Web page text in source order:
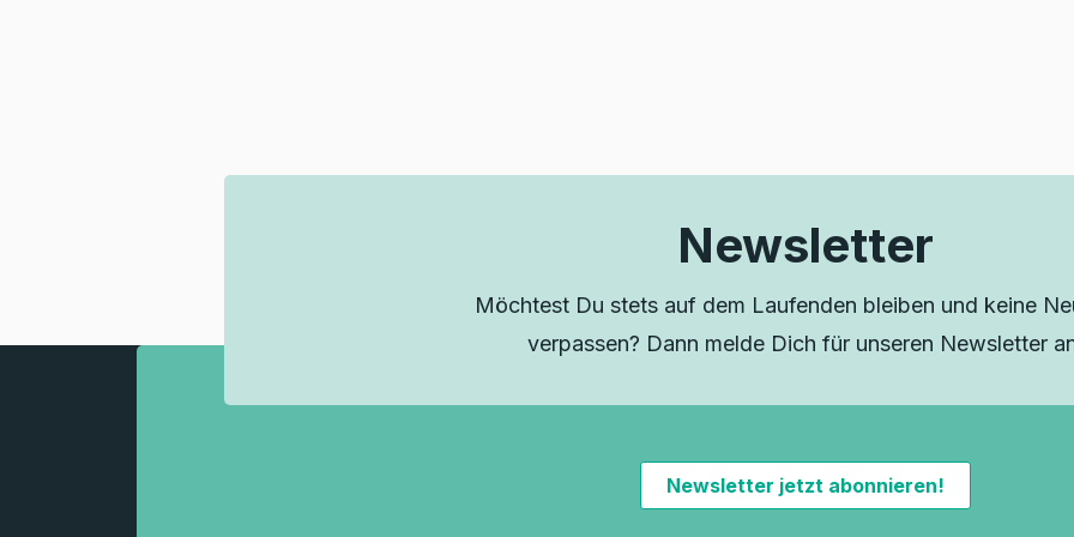
Newsletter
Möchtest Du stets auf dem Laufenden bleiben und keine
verpassen? Dann melde Dich für unseren Newsletter
Newsletter jetzt abonnieren!